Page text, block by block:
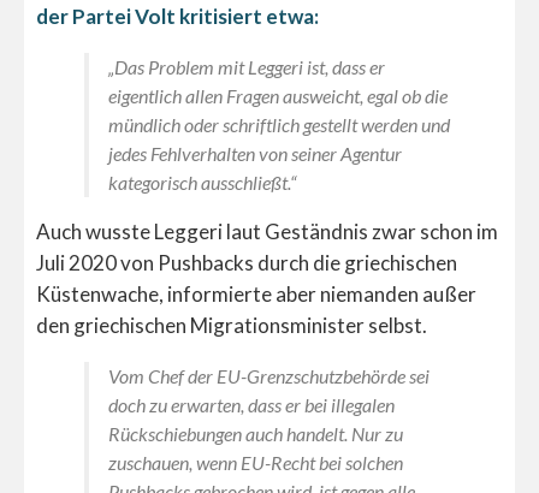
der Partei Volt kritisiert etwa:
„Das Problem mit Leggeri ist, dass er
eigentlich allen Fragen ausweicht, egal ob die
mündlich oder schriftlich gestellt werden und
jedes Fehlverhalten von seiner Agentur
kategorisch ausschließt.“
Auch wusste Leggeri laut Geständnis zwar schon im
Juli 2020 von Pushbacks durch die griechischen
Küstenwache, informierte aber niemanden außer
den griechischen Migrationsminister selbst.
Vom Chef der EU-Grenzschutzbehörde sei
doch zu erwarten, dass er bei illegalen
Rückschiebungen auch handelt. Nur zu
zuschauen, wenn EU-Recht bei solchen